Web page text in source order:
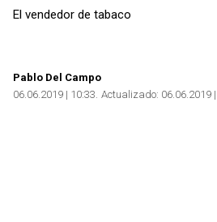
El vendedor de tabaco
Pablo Del Campo
06.06.2019 | 10:33 Actualizado: 06.06.2019